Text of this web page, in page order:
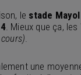
le stade Mayol
. Mieux que ça, les
.
une